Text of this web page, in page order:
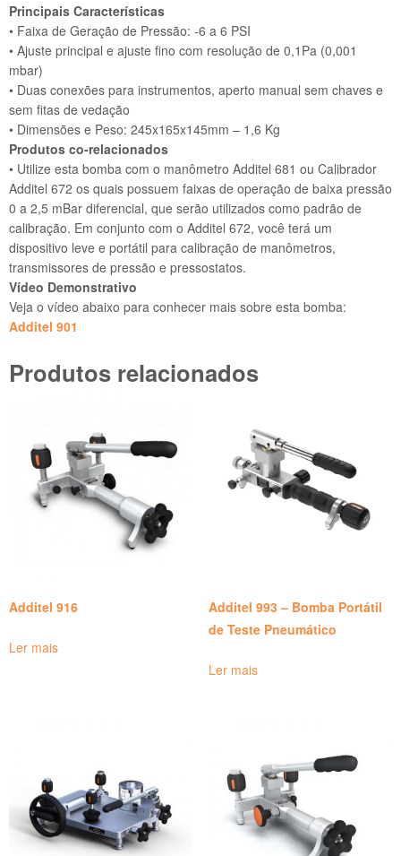
Principais Características
• Faixa de Geração de Pressão: -6 a 6 PSI
• Ajuste principal e ajuste fino com resolução de 0,1Pa (0,001
mbar)
• Duas conexões para instrumentos, aperto manual sem chaves e
sem fitas de vedação
• Dimensões e Peso: 245x165x145mm – 1,6 Kg
Produtos co-relacionados
• Utilize esta bomba com o manômetro Additel 681 ou Calibrador
Additel 672 os quais possuem faixas de operação de baixa pressão
0 a 2,5 mBar diferencial, que serão utilizados como padrão de
calibração. Em conjunto com o Additel 672, você terá um
dispositivo leve e portátil para calibração de manômetros,
transmissores de pressão e pressostatos.
Vídeo Demonstrativo
Veja o vídeo abaixo para conhecer mais sobre esta bomba:
Additel 901
Produtos relacionados
Additel 916
Ler mais
Additel 993 – Bomba Portátil
de Teste Pneumático
Ler mais